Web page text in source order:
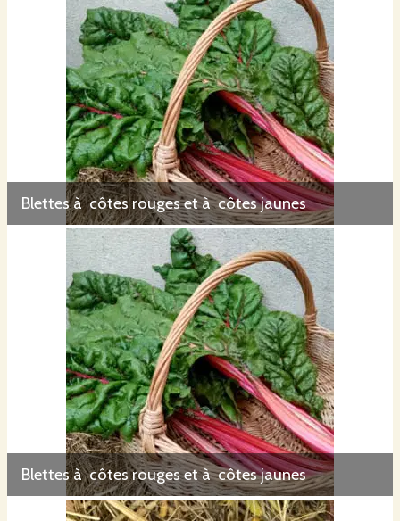
Blettes à côtes rouges et à côtes jaunes
Blettes à côtes rouges et à côtes jaunes